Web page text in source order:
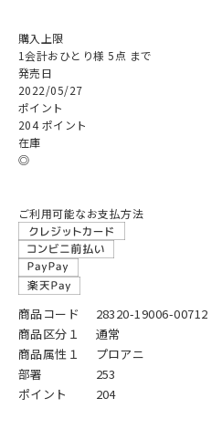
購入上限
1会計おひとり様 5点 まで
発売日
2022/05/27
ポイント
204 ポイント
在庫
◎
ご利用可能なお支払方法
商品コード
28320-19006-00712
商品区分１
通常
商品属性１
プロアニ
部署
253
ポイント
204